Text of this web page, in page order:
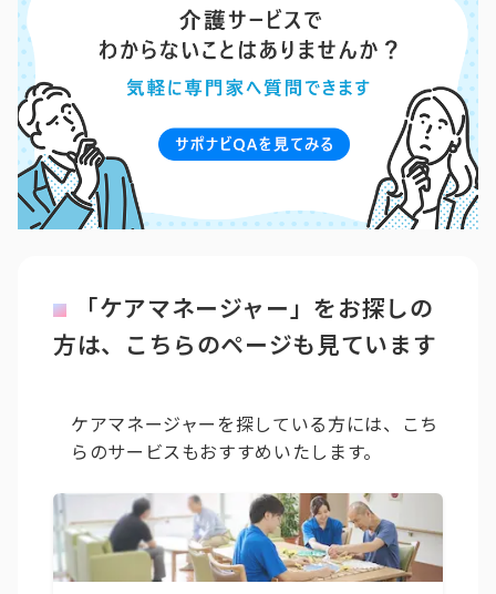
「ケアマネージャー」をお探しの
方は、こちらのページも見ています
ケアマネージャーを探している方には、こち
らのサービスもおすすめいたします。